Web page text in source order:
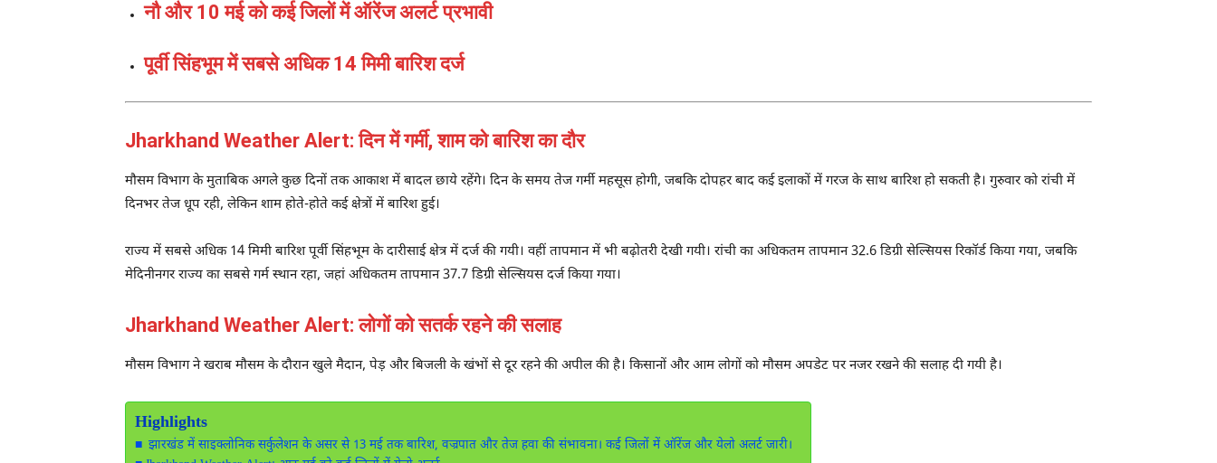
नौ और 10 मई को कई जिलों में ऑरेंज अलर्ट प्रभावी
पूर्वी सिंहभूम में सबसे अधिक 14 मिमी बारिश दर्ज
Jharkhand Weather Alert: दिन में गर्मी, शाम को बारिश का दौर
मौसम विभाग के मुताबिक अगले कुछ दिनों तक आकाश में बादल छाये रहेंगे। दिन के समय तेज गर्मी महसूस होगी, जबकि दोपहर बाद कई इलाकों में गरज के साथ बारिश हो सकती है। गुरुवार को रांची में
दिनभर तेज धूप रही, लेकिन शाम होते-होते कई क्षेत्रों में बारिश हुई।
राज्य में सबसे अधिक 14 मिमी बारिश पूर्वी सिंहभूम के दारीसाई क्षेत्र में दर्ज की गयी। वहीं तापमान में भी बढ़ोतरी देखी गयी। रांची का अधिकतम तापमान 32.6 डिग्री सेल्सियस रिकॉर्ड किया गया, जबकि
मेदिनीनगर राज्य का सबसे गर्म स्थान रहा, जहां अधिकतम तापमान 37.7 डिग्री सेल्सियस दर्ज किया गया।
Jharkhand Weather Alert: लोगों को सतर्क रहने की सलाह
मौसम विभाग ने खराब मौसम के दौरान खुले मैदान, पेड़ और बिजली के खंभों से दूर रहने की अपील की है। किसानों और आम लोगों को मौसम अपडेट पर नजर रखने की सलाह दी गयी है।
Highlights
झारखंड में साइक्लोनिक सर्कुलेशन के असर से 13 मई तक बारिश, वज्रपात और तेज हवा की संभावना। कई जिलों में ऑरेंज और येलो अलर्ट जारी।